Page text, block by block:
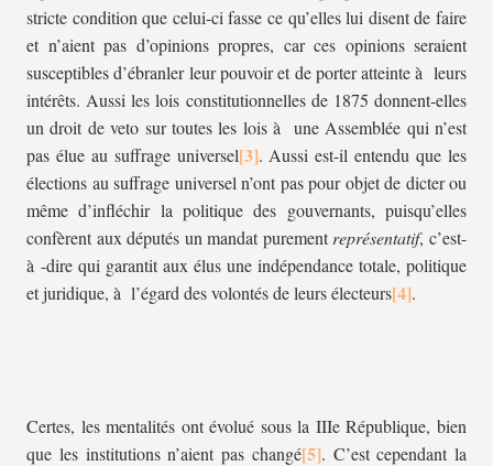
stricte condition que celui-ci fasse ce qu’elles lui disent de faire
et n’aient pas d’opinions propres, car ces opinions seraient
susceptibles d’ébranler leur pouvoir et de porter atteinte à leurs
intérêts. Aussi les lois constitutionnelles de 1875 donnent-elles
un droit de veto sur toutes les lois à une Assemblée qui n’est
pas élue au suffrage universel
. Aussi est-il entendu que les
élections au suffrage universel n’ont pas pour objet de dicter ou
même d’infléchir la politique des gouvernants, puisqu’elles
confèrent aux députés un mandat purement représentatif, c’est-
à -dire qui garantit aux élus une indépendance totale, politique
et juridique, à l’égard des volontés de leurs électeurs
.
Certes, les mentalités ont évolué sous la IIIe République, bien
que les institutions n’aient pas changé
. C’est cependant la